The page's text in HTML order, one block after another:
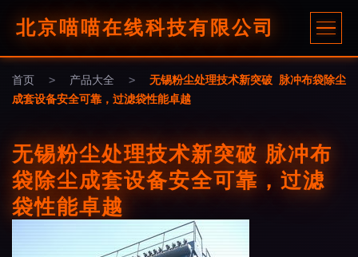
北京喵喵在线科技有限公司
首页 > 产品大全 >
无锡粉尘处理技术新突破 脉冲布袋除尘
成套设备安全可靠，过滤袋性能卓越
无锡粉尘处理技术新突破 脉冲布
袋除尘成套设备安全可靠，过滤
袋性能卓越